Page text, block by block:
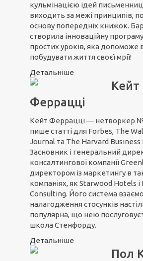
кульмінацією ідей
виходить за межі принципів,
основу попередніх книжок.
створила інноваційну
простих уроків, яка допоможе
побудувати життя своєї мрії!
Детальніше
Кейт
Феррацці
Кейт Феррацці — нетворкер №
пише статті для Forbes, The
Journal та The Harvard Business
Засновник і генеральний
консалтингової компанії
директором із маркетингу в
компаніях, як Starwood Hotels
Consulting. Його система
налагодження стосунків
популярна, що нею
школа Стенфорду.
Детальніше
Пол